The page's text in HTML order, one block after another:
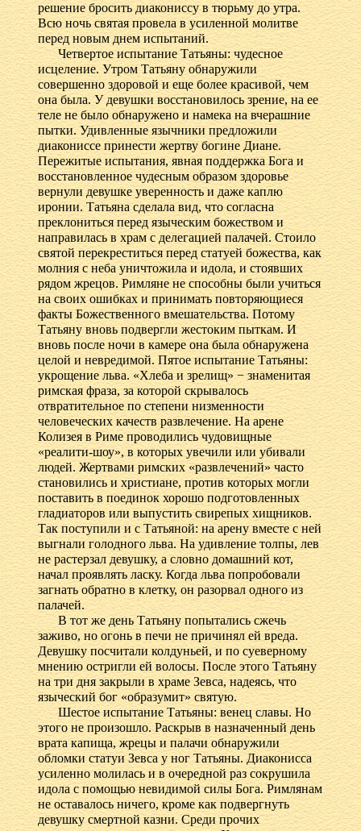
решение бросить диакониссу в тюрьму до утра.
Всю ночь святая провела в усиленной молитве
перед новым днем испытаний.
Четвертое испытание Татьяны: чудесное
исцеление. Утром Татьяну обнаружили
совершенно здоровой и еще более красивой, чем
она была. У девушки восстановилось зрение, на ее
теле не было обнаружено и намека на вчерашние
пытки. Удивленные язычники предложили
диакониссе принести жертву богине Диане.
Пережитые испытания, явная поддержка Бога и
восстановленное чудесным образом здоровье
вернули девушке уверенность и даже каплю
иронии. Татьяна сделала вид, что согласна
преклониться перед языческим божеством и
направилась в храм с делегацией палачей. Стоило
святой перекреститься перед статуей божества, как
молния с неба уничтожила и идола, и стоявших
рядом жрецов. Римляне не способны были учиться
на своих ошибках и принимать повторяющиеся
факты Божественного вмешательства. Потому
Татьяну вновь подвергли жестоким пыткам. И
вновь после ночи в камере она была обнаружена
целой и невредимой. Пятое испытание Татьяны:
укрощение льва. «Хлеба и зрелищ» − знаменитая
римская фраза, за которой скрывалось
отвратительное по степени низменности
человеческих качеств развлечение. На арене
Колизея в Риме проводились чудовищные
«реалити-шоу», в которых увечили или убивали
людей. Жертвами римских «развлечений» часто
становились и христиане, против которых могли
поставить в поединок хорошо подготовленных
гладиаторов или выпустить свирепых хищников.
Так поступили и с Татьяной: на арену вместе с ней
выгнали голодного льва. На удивление толпы, лев
не растерзал девушку, а словно домашний кот,
начал проявлять ласку. Когда льва попробовали
загнать обратно в клетку, он разорвал одного из
палачей.
В тот же день Татьяну попытались сжечь
заживо, но огонь в печи не причинял ей вреда.
Девушку посчитали колдуньей, и по суеверному
мнению остригли ей волосы. После этого Татьяну
на три дня закрыли в храме Зевса, надеясь, что
языческий бог «образумит» святую.
Шестое испытание Татьяны: венец славы. Но
этого не произошло. Раскрыв в назначенный день
врата капища, жрецы и палачи обнаружили
обломки статуи Зевса у ног Татьяны. Диаконисса
усиленно молилась и в очередной раз сокрушила
идола с помощью невидимой силы Бога. Римлянам
не оставалось ничего, кроме как подвергнуть
девушку смертной казни. Среди прочих